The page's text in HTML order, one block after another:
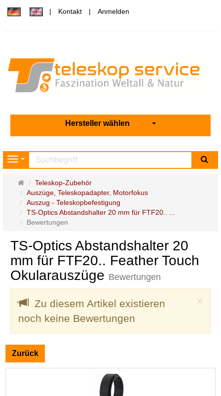
Kontakt Anmelden
Hersteller wählen
Navigation
Startseite
Teleskop-Zubehör
Auszüge, Teleskopadapter, Motorfokus
Auszug - Teleskopbefestigung
TS-Optics Abstandshalter 20 mm für FTF20.. ...
Bewertungen
TS-Optics Abstandshalter 20
mm für FTF20.. Feather Touch
Okularauszüge Bewertungen
×
Zu diesem Artikel existieren
noch keine Bewertungen
Zurück